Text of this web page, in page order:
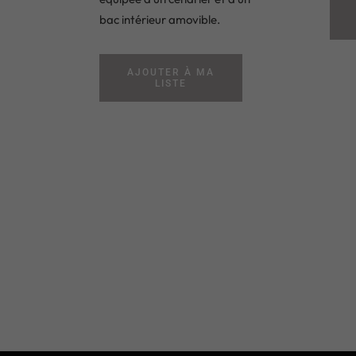
bac intérieur amovible.
AJOUTER À MA
LISTE